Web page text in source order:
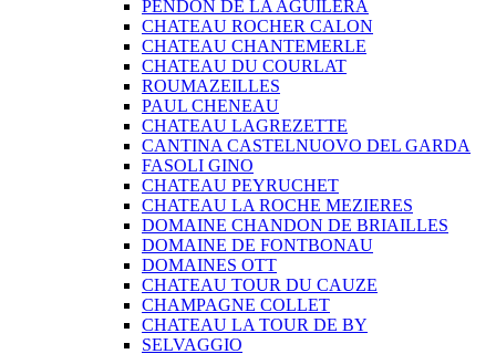
PENDON DE LA AGUILERA
CHATEAU ROCHER CALON
CHATEAU CHANTEMERLE
CHATEAU DU COURLAT
ROUMAZEILLES
PAUL CHENEAU
CHATEAU LAGREZETTE
CANTINA CASTELNUOVO DEL GARDA
FASOLI GINO
CHATEAU PEYRUCHET
CHATEAU LA ROCHE MEZIERES
DOMAINE CHANDON DE BRIAILLES
DOMAINE DE FONTBONAU
DOMAINES OTT
CHATEAU TOUR DU CAUZE
CHAMPAGNE COLLET
CHATEAU LA TOUR DE BY
SELVAGGIO